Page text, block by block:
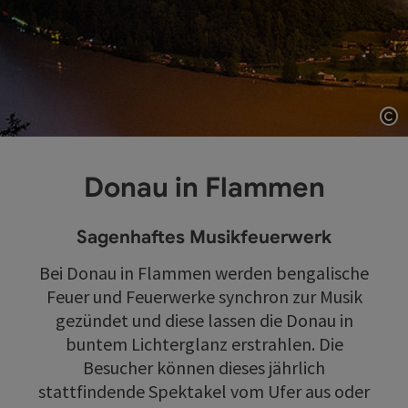
Donau in Flammen
Sagenhaftes Musikfeuerwerk
Bei Donau in Flammen werden bengalische
Feuer und Feuerwerke synchron zur Musik
gezündet und diese lassen die Donau in
buntem Lichterglanz erstrahlen. Die
Besucher können dieses jährlich
stattfindende Spektakel vom Ufer aus oder